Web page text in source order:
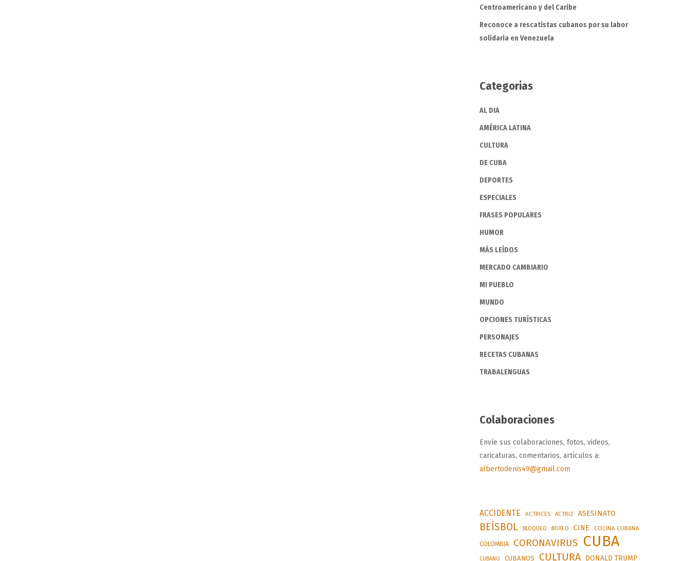
Centroamericano y del Caribe
Reconoce a rescatistas cubanos por su labor
solidaria en Venezuela
Categorias
AL DIA
AMÉRICA LATINA
CULTURA
DE CUBA
DEPORTES
ESPECIALES
FRASES POPULARES
HUMOR
MÁS LEÍDOS
MERCADO CAMBIARIO
MI PUEBLO
MUNDO
OPCIONES TURÍSTICAS
PERSONAJES
RECETAS CUBANAS
TRABALENGUAS
Colaboraciones
Envíe sus colaboraciones, fotos, videos,
caricaturas, comentarios, artículos a:
albertodenis49@gmail.com
ACCIDENTE ACTRICES ACTRIZ ASESINATO
BEÍSBOL BLOQUEO BOXEO CINE COCINA CUBANA
COLOMBIA CORONAVIRUS CUBA
CUBANO CUBANOS CULTURA DONALD TRUMP